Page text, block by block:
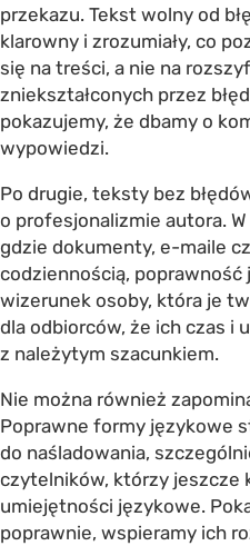
przekazu. Tekst wolny od
klarowny i zrozumiały, co
się na treści, a nie na
zniekształconych przez
pokazujemy, że dbamy o
wypowiedzi.
Po drugie, teksty bez
o profesjonalizmie autora.
gdzie dokumenty, e-maile
codziennością,
wizerunek osoby, która je
dla odbiorców, że ich czas i
z należytym szacunkiem.
Nie można również
Poprawne formy językowe
do naśladowania,
czytelników, którzy jeszcze
umiejętności językowe.
poprawnie, wspieramy ich